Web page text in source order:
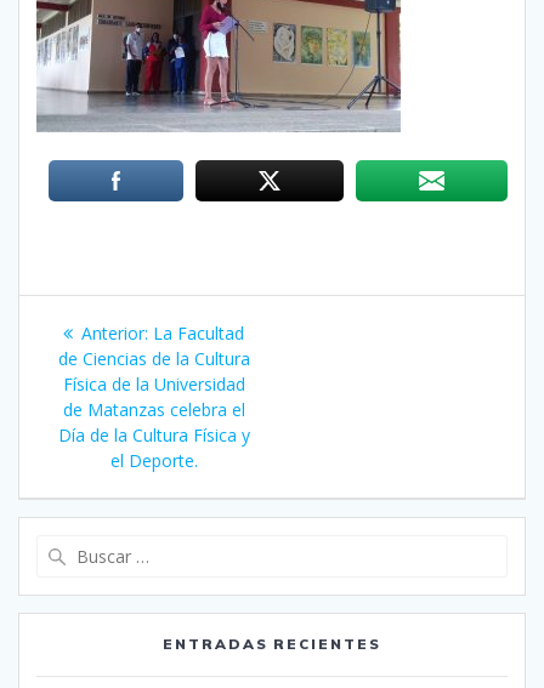
Navegación
de
entradas
Anterior: Entrada
anterior:
La Facultad
de Ciencias de la Cultura
Física de la Universidad
de Matanzas celebra el
Día de la Cultura Física y
el Deporte.
ENTRADAS RECIENTES